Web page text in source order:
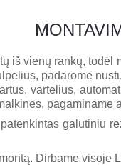
iš vienų rankų,
padarome
vartelius,
pagaminame
galutiniu
Dirbame visoje